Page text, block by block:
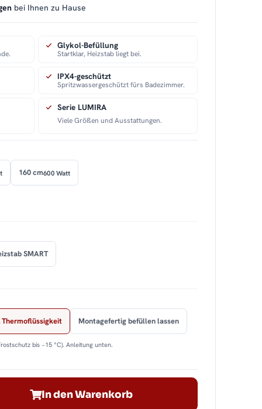
bei Ihnen zu Hause
Glykol-Befüllung
Startklar, Heizstab liegt bei.
IPX4-geschützt
Spritzwassergeschützt fürs Badezimmer.
Serie LUMIRA
Viele Größen und Ausstattungen.
160 cm600 Watt
SMART
Thermoflüssigkeit Montagefertig befüllen lassen
bis −15 °C). Anleitung unten.
In den Warenkorb